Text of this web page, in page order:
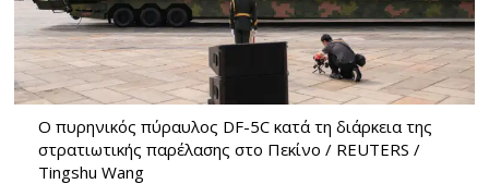
Ο πυρηνικός πύραυλος DF-5C κατά τη διάρκεια της
στρατιωτικής παρέλασης στο Πεκίνο / REUTERS /
Tingshu Wang